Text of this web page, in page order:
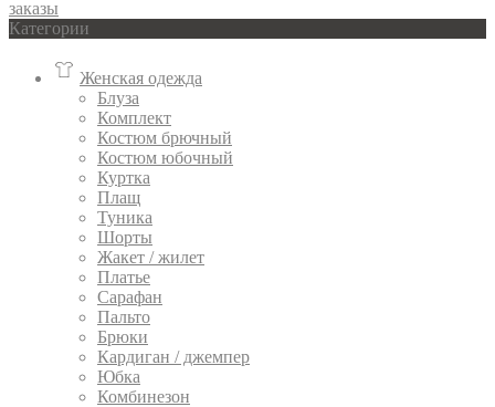
заказы
Категории
Женская одежда
Блуза
Комплект
Костюм брючный
Костюм юбочный
Куртка
Плащ
Туника
Шорты
Жакет / жилет
Платье
Сарафан
Пальто
Брюки
Кардиган / джемпер
Юбка
Комбинезон